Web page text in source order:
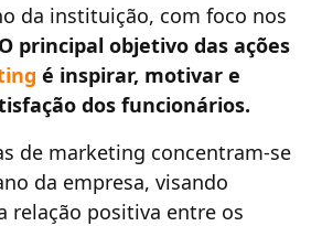
da instituição, com foco nos
O principal objetivo das ações
é inspirar, motivar e
dos funcionários.
de marketing concentram-se
da empresa, visando
relação positiva entre os